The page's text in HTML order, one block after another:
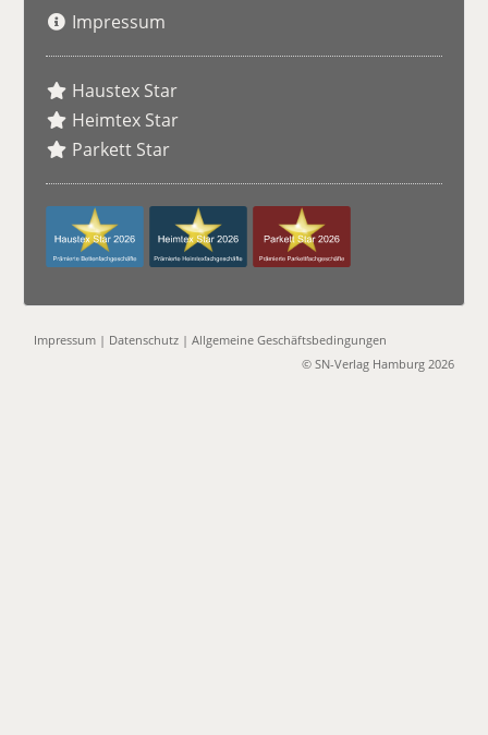
Impressum
Haustex Star
Heimtex Star
Parkett Star
Impressum | Datenschutz |Allgemeine Geschäftsbedingungen
© SN-Verlag Hamburg 2026